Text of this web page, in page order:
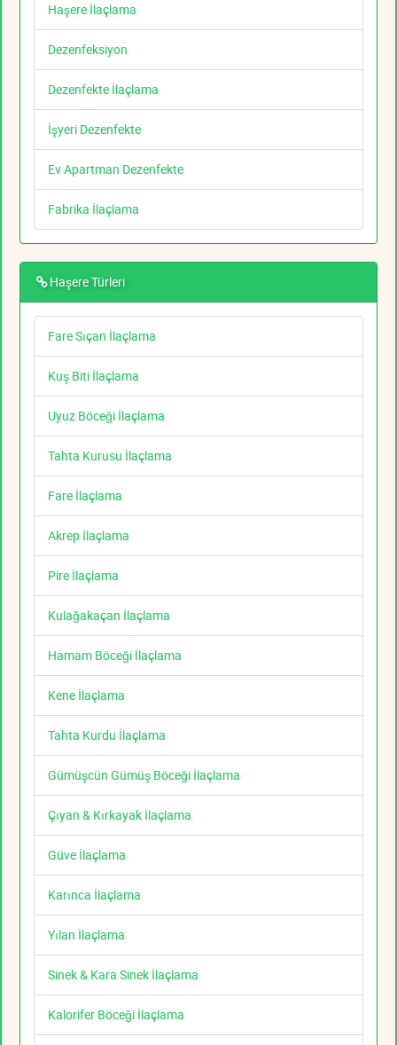
Haşere İlaçlama
Dezenfeksiyon
Dezenfekte İlaçlama
İşyeri Dezenfekte
Ev Apartman Dezenfekte
Fabrika İlaçlama
Haşere Türleri
Fare Sıçan İlaçlama
Kuş Biti İlaçlama
Uyuz Böceği İlaçlama
Tahta Kurusu İlaçlama
Fare İlaçlama
Akrep İlaçlama
Pire İlaçlama
Kulağakaçan İlaçlama
Hamam Böceği İlaçlama
Kene İlaçlama
Tahta Kurdu İlaçlama
Gümüşcün Gümüş Böceği İlaçlama
Çıyan & Kırkayak İlaçlama
Güve İlaçlama
Karınca İlaçlama
Yılan İlaçlama
Sinek & Kara Sinek İlaçlama
Kalorifer Böceği İlaçlama